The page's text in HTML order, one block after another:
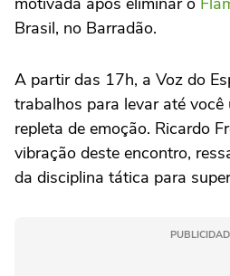
Brasil, no Barradão.
A partir das 17h, a Voz do
trabalhos para levar até
repleta de emoção. Ricardo
vibração deste encontro,
da disciplina tática para